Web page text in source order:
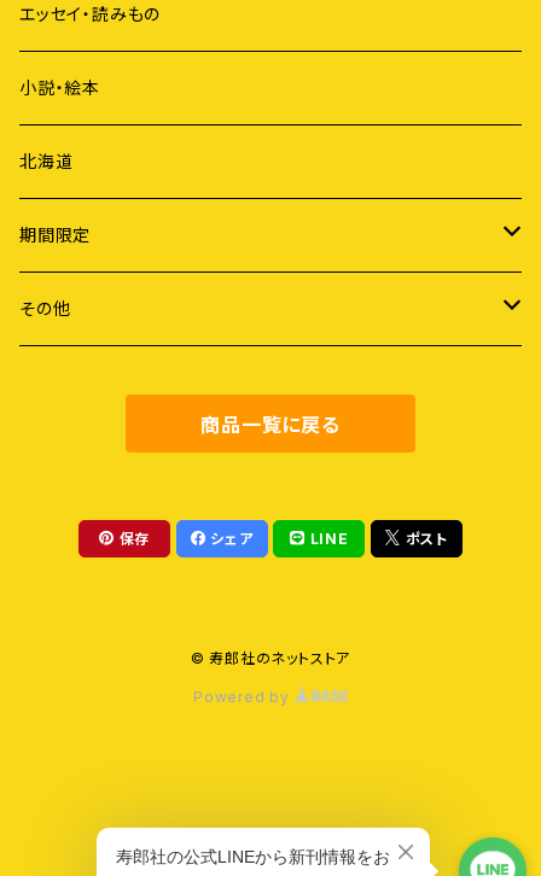
ジェンダー
歴史
国際社会
ライフスタイル
労働
農業・食
短歌
俳句
詩
エッセイ・読みもの
小説・絵本
北海道
期間限定
謝恩セール
その他
商品一覧に戻る
保存 シェア LINE ポスト
© 寿郎社のネットストア
Powered by